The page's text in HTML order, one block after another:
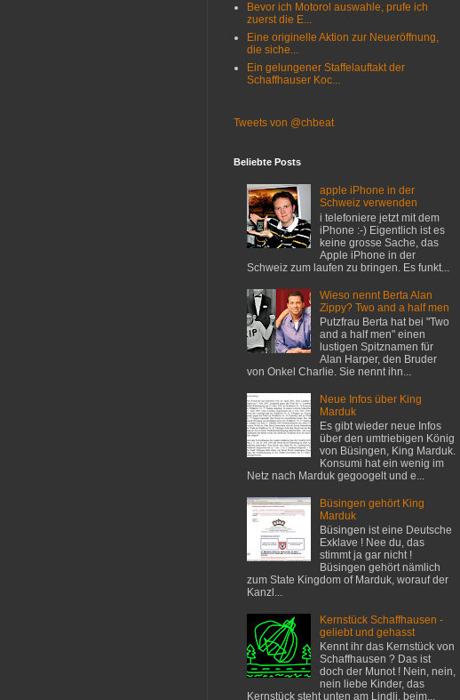
Bevor ich Motorol auswahle, prufe ich
zuerst die E...
Eine originelle Aktion zur Neueröffnung,
die siche...
Ein gelungener Staffelauftakt der
Schaffhauser Koc...
Tweets von @chbeat
Beliebte Posts
apple iPhone in der
Schweiz verwenden
i telefoniere jetzt mit dem
iPhone :-) Eigentlich ist es
keine grosse Sache, das
Apple iPhone in der
Schweiz zum laufen zu bringen. Es funkt...
Wieso nennt Berta Alan
Zippy? Two and a half men
Putzfrau Berta hat bei "Two
and a half men" einen
lustigen Spitznamen für
Alan Harper, den Bruder
von Onkel Charlie. Sie nennt ihn...
Neue Infos über King
Marduk
Es gibt wieder neue Infos
über den umtriebigen König
von Büsingen, King Marduk.
Konsumi hat ein wenig im
Netz nach Marduk gegoogelt und e...
Büsingen gehört King
Marduk
Büsingen ist eine Deutsche
Exklave ! Nee du, das
stimmt ja gar nicht !
Büsingen gehört nämlich
zum State Kingdom of Marduk, worauf der
Kanzl...
Kernstück Schaffhausen -
geliebt und gehasst
Kennt ihr das Kernstück von
Schaffhausen ? Das ist
doch der Munot ! Nein, nein,
nein liebe Kinder, das
Kernstück steht unten am Lindli, beim...